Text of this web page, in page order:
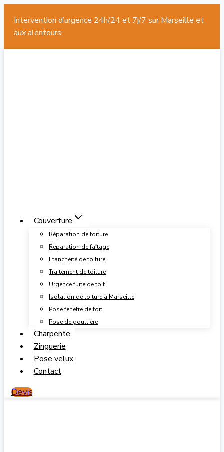
Intervention d’urgence 24h/24 et 7j/7 sur Marseille et
aux alentours
Couverture
Réparation de toiture
Réparation de faîtage
Etancheité de toiture
Traitement de toiture
Urgence fuite de toit
Isolation de toiture à Marseille
Pose fenêtre de toit
Pose de gouttière
Charpente
Zinguerie
Pose velux
Contact
Devis